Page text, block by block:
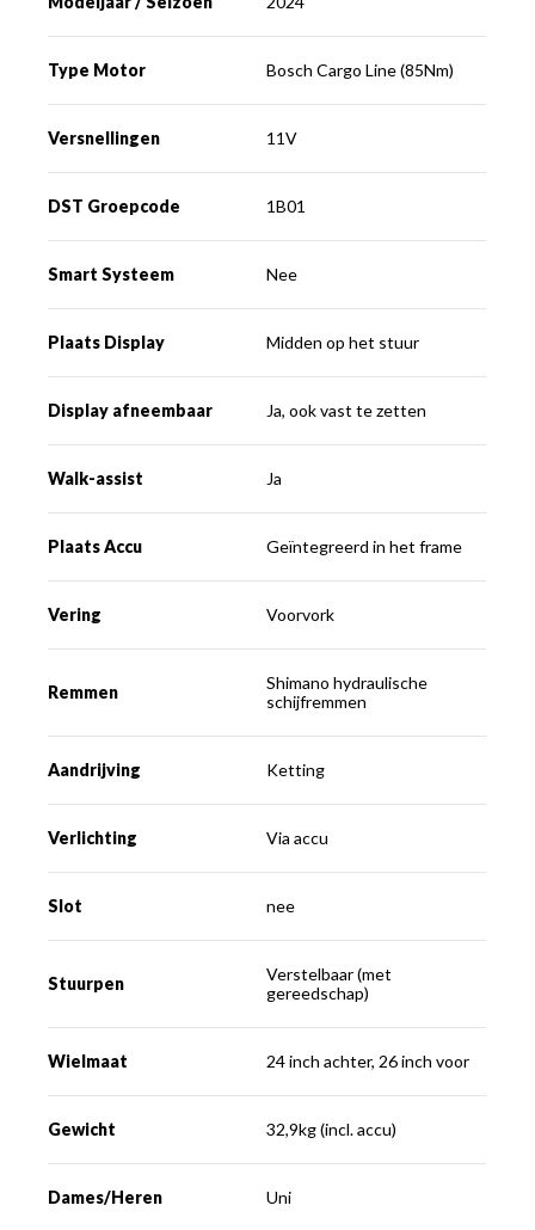
Type Motor Bosch Cargo Line (85Nm)
Versnellingen 11V
DST Groepcode 1B01
Smart Systeem Nee
Plaats Display Midden op het stuur
Display afneembaar Ja, ook vast te zetten
Walk-assist Ja
Plaats Accu Geïntegreerd in het frame
Vering Voorvork
Remmen
Shimano hydraulische
schijfremmen
Aandrijving Ketting
Verlichting Via accu
Slot nee
Stuurpen
Verstelbaar (met
gereedschap)
Wielmaat 24 inch achter, 26 inch voor
Gewicht 32,9kg (incl. accu)
Dames/Heren Uni